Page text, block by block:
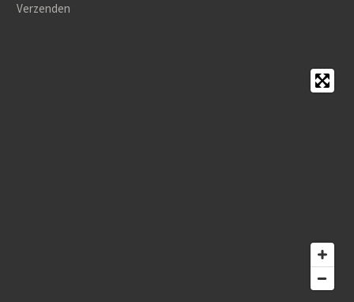
Verzenden